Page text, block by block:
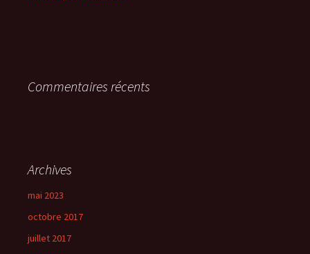
Commentaires récents
Archives
mai 2023
octobre 2017
juillet 2017